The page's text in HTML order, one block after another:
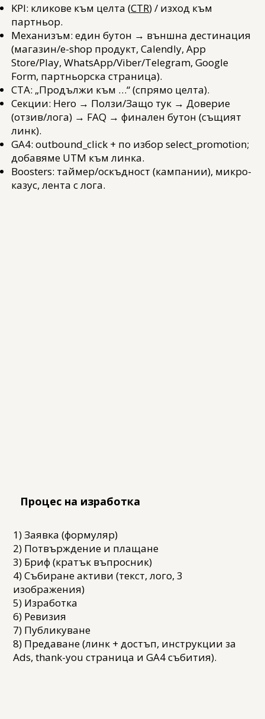
KPI: кликове към целта (CTR) / изход към
партньор.
Механизъм: един бутон → външна дестинация
(магазин/e-shop продукт, Calendly, App
Store/Play, WhatsApp/Viber/Telegram, Google
Form, партньорска страница).
CTA: „Продължи към …“ (спрямо целта).
Секции: Hero → Ползи/Защо тук → Доверие
(отзив/лога) → FAQ → финален бутон (същият
линк).
GA4: outbound_click + по избор select_promotion;
добавяме UTM към линка.
Boosters: таймер/оскъдност (кампании), микро-
казус, лента с лога.
Процес на изработка
1) Заявка (формуляр)
2) Потвърждение и плащане
3) Бриф (кратък въпросник)
4) Събиране активи (текст, лого, 3
изображения)
5) Изработка
6) Ревизия
7) Публикуване
8) Предаване (линк + достъп, инструкции за
Ads, thank-you страница и GA4 събития).